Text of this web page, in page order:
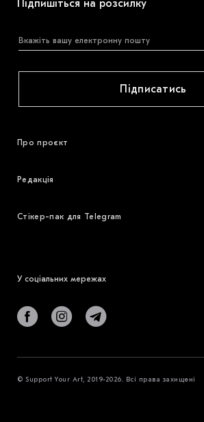
Підпишіться на розсилку
Підписатись
Про проєкт
Редакція
Стікер-пак для Telegram
У соціальних мережах
© Support Your Art, 2019-2026. Всі права захищені